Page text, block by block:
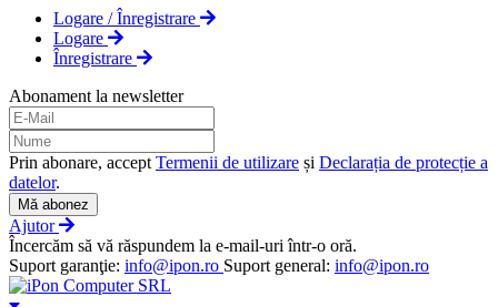
Logare / Înregistrare
Logare
Înregistrare
Abonament la newsletter
Prin abonare, accept Termenii de utilizare și Declarația de protecție a
datelor.
Mă abonez
Ajutor
Încercăm să vă răspundem la e-mail-uri într-o oră.
Suport garanţie: info@ipon.ro Suport general: info@ipon.ro